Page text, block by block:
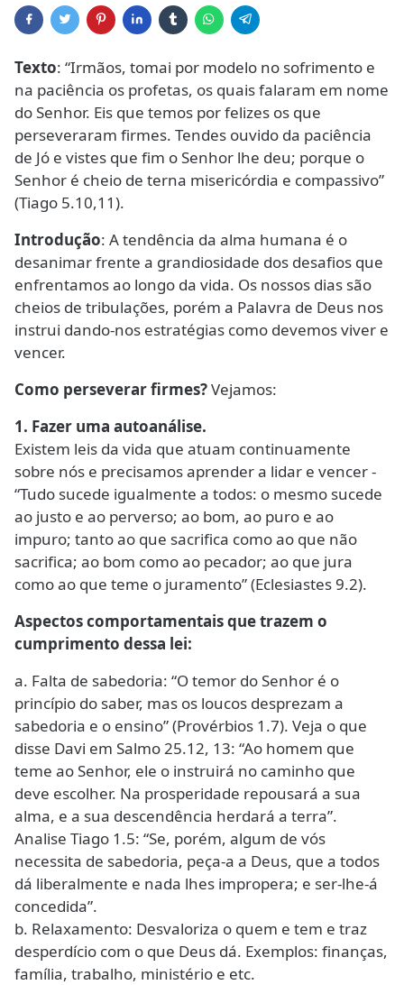
Texto: “Irmãos, tomai por modelo no sofrimento e
na paciência os profetas, os quais falaram em nome
do Senhor. Eis que temos por felizes os que
perseveraram firmes. Tendes ouvido da paciência
de Jó e vistes que fim o Senhor lhe deu; porque o
Senhor é cheio de terna misericórdia e compassivo”
(Tiago 5.10,11).
Introdução: A tendência da alma humana é o
desanimar frente a grandiosidade dos desafios que
enfrentamos ao longo da vida. Os nossos dias são
cheios de tribulações, porém a Palavra de Deus nos
instrui dando-nos estratégias como devemos viver e
vencer.
Como perseverar firmes?Vejamos:
1. Fazer uma autoanálise.
Existem leis da vida que atuam continuamente
sobre nós e precisamos aprender a lidar e vencer -
“Tudo sucede igualmente a todos: o mesmo sucede
ao justo e ao perverso; ao bom, ao puro e ao
impuro; tanto ao que sacrifica como ao que não
sacrifica; ao bom como ao pecador; ao que jura
como ao que teme o juramento” (Eclesiastes 9.2).
Aspectos comportamentais que trazem o
cumprimento dessa lei:
a. Falta de sabedoria: “O temor do Senhor é o
princípio do saber, mas os loucos desprezam a
sabedoria e o ensino” (Provérbios 1.7). Veja o que
disse Davi em Salmo 25.12, 13: “Ao homem que
teme ao Senhor, ele o instruirá no caminho que
deve escolher. Na prosperidade repousará a sua
alma, e a sua descendência herdará a terra”.
Analise Tiago 1.5: “Se, porém, algum de vós
necessita de sabedoria, peça-a a Deus, que a todos
dá liberalmente e nada lhes impropera; e ser-lhe-á
concedida”.
b. Relaxamento: Desvaloriza o quem e tem e traz
desperdício com o que Deus dá. Exemplos: finanças,
família, trabalho, ministério e etc.